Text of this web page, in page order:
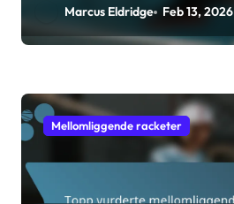
Marcus Eldridge Feb 13, 2026
Mellomliggende racketer